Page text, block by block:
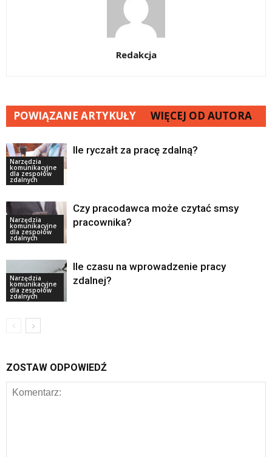
Redakcja
POWIĄZANE ARTYKUŁY WIĘCEJ OD AUTORA
Narzędzia
komunikacyjne
dla zespołów
zdalnych
Ile ryczałt za pracę zdalną?
Narzędzia
komunikacyjne
dla zespołów
zdalnych
Czy pracodawca może czytać smsy
pracownika?
Narzędzia
komunikacyjne
dla zespołów
zdalnych
Ile czasu na wprowadzenie pracy
zdalnej?
ZOSTAW ODPOWIEDŹ